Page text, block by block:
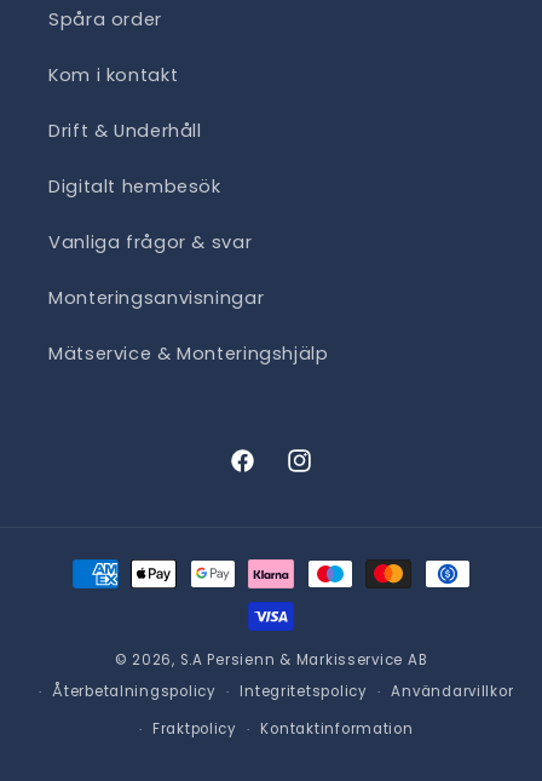
Spåra order
Kom i kontakt
Drift & Underhåll
Digitalt hembesök
Vanliga frågor & svar
Monteringsanvisningar
Mätservice & Monteringshjälp
FacebookInstagram
Betalningsmetoder
© 2026, S.A Persienn & Markisservice AB
Återbetalningspolicy
Integritetspolicy
Användarvillkor
Fraktpolicy
Kontaktinformation